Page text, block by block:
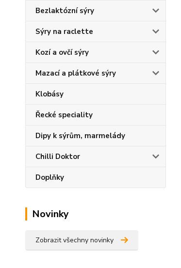
Bezlaktózní sýry
Sýry na raclette
Kozí a ovčí sýry
Mazací a plátkové sýry
Klobásy
Řecké speciality
Dipy k sýrům, marmelády
Chilli Doktor
Doplňky
Novinky
Zobrazit všechny novinky